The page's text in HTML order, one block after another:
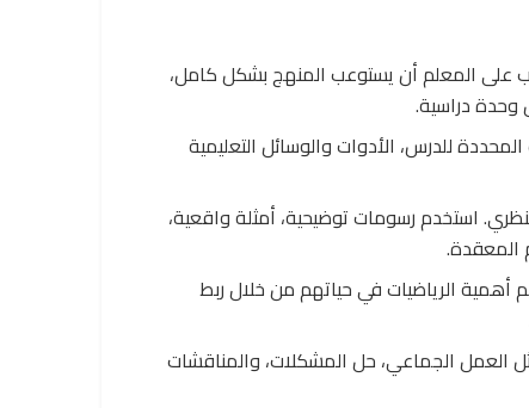
على المعلم أن يستوعب المنهج بشكل كامل،
دراسية.
للدرس، الأدوات والوسائل التعليمية
استخدم رسومات توضيحية، أمثلة واقعية،
المعقدة.
الرياضيات في حياتهم من خلال ربط
العمل الجماعي، حل المشكلات، والمناقشات